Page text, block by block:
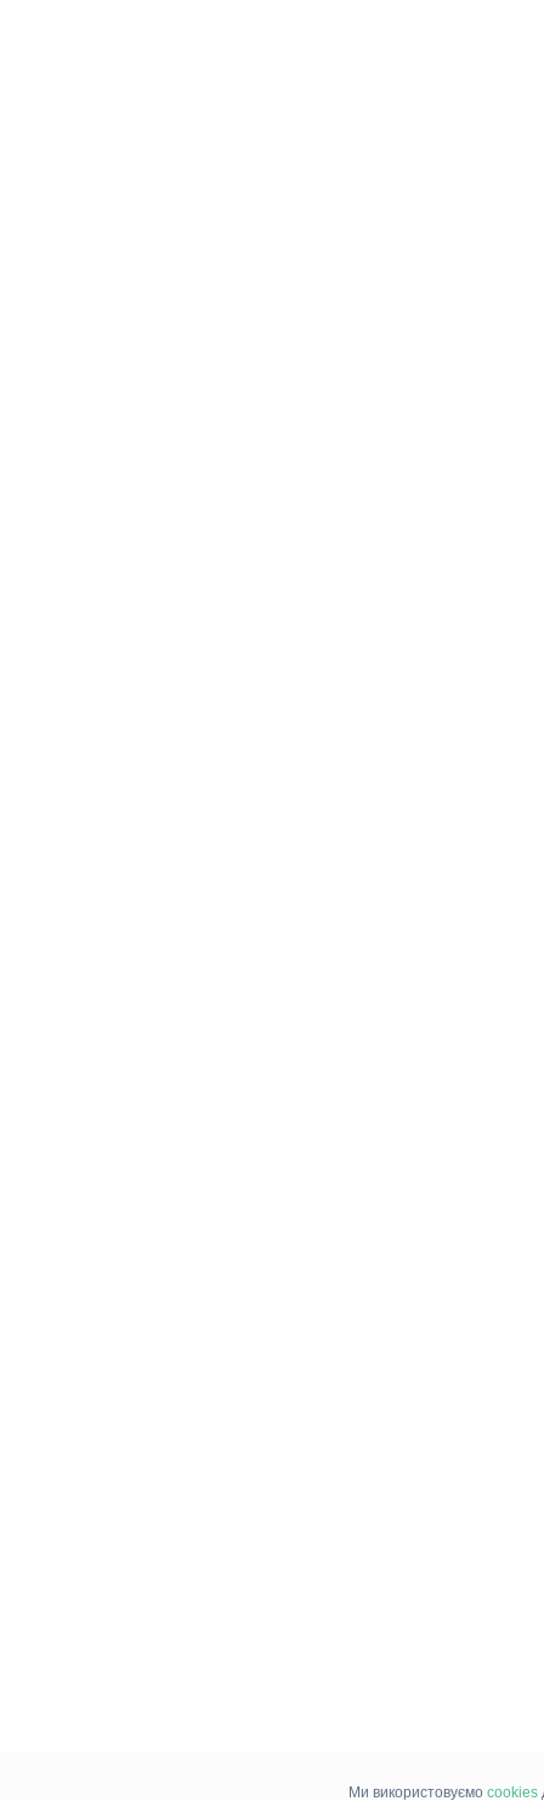
Ми використовуємо cookies